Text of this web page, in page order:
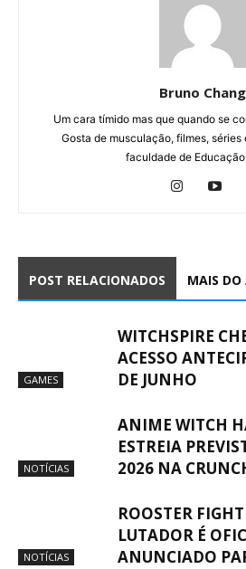
Bruno Chang
Um cara tímido mas que quando se
Gosta de musculação, filmes, séries
faculdade de
POST RELACIONADOS MAIS DO
GAMES
WITCHSPIRE
ACESSO
DE JUNHO
NOTÍCIAS
ANIME WITCH
ESTREIA
2026 NA
NOTÍCIAS
ROOSTER
LUTADOR É
ANUNCIADO